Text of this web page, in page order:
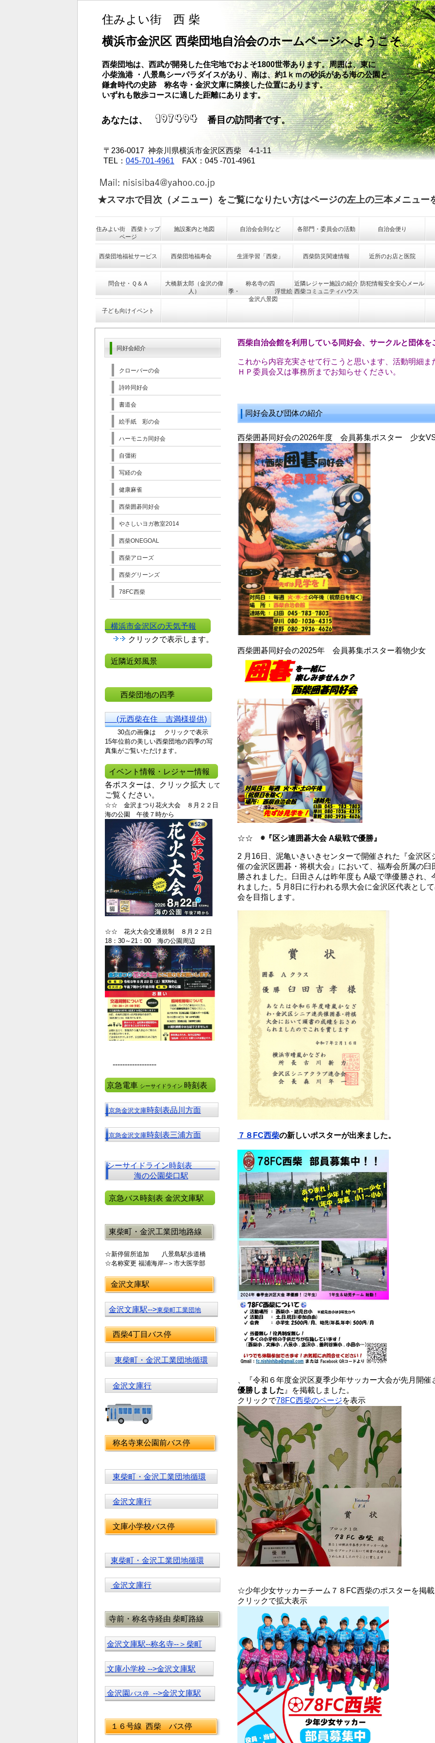
住みよい街 西 柴
横浜市金沢区 西柴団地自治会のホームページへようこそ
西柴団地は、西武が開発した住宅地でおよそ1800世帯あります。周囲は、東に
小柴漁港 ・八景島シーパラダイスがあり、南は、約1ｋｍの砂浜がある海の公園と
鎌倉時代の史跡 称名寺・金沢文庫に隣接した位置にあります。
いずれも散歩コースに適した距離にあります。
あなたは、 番目の訪問者です。
〒236-0017 神奈川県横浜市金沢区西柴 4-1-11
TEL： 045-701-4961 FAX：045 -701-4961
★スマホで目次（メニュー）をご覧になりたい方はページの左上の三本メニュー
住みよい街 西柴トップ
ページ
施設案内と地図 自治会会則など 各部門・委員会の活動 自治会便り
西柴団地福祉サービス 西柴団地福寿会 生涯学習「西柴」 西柴防災関連情報 近所のお店と医院
問合せ・Ｑ＆Ａ
大橋新太郎（金沢の偉
人）
称名寺の四
季・ 浮世絵
金沢八景図
近隣レジャー施設の紹介
西柴コミュニティハウス
防犯情報安全安心メール
子ども向けイベント
西柴自治会館を利用している同好会、サークルと団体を
これから内容充実させて行こうと思います、活動明細ま
ＨＰ委員会又は事務所までお知らせください。
同好会及び団体の紹介
西柴囲碁同好会の2026年度 会員募集ポスター 少女
西柴囲碁同好会の2025年 会員募集ポスター着物少女
☆☆ ◉『区シ連囲碁大会 A級戦で優勝』
2 月16日、泥亀いきいきセンターで開催された『金沢
催の金沢区囲碁・将棋大会』において、福寿会所属の
勝されました。臼田さんは昨年度も A級で準優勝され、
れました。5 月8日に行われる県大会に金沢区代表とし
会を目指します。
７８FC西柴の新しいポスターが出来ました。
、『令和６年度金沢区夏季少年サッカー大会が先月開催
優勝しました 』を掲載しました。
クリックで78FC西柴のページを表示
☆少年少女サッカーチーム７８FC西柴のポスターを掲載
クリックで拡大表示
同好会紹介
クローバーの会
詩吟同好会
書道会
絵手紙 彩の会
ハーモニカ同好会
自彊術
写経の会
健康麻雀
西柴囲碁同好会
やさしいヨガ教室2014
西柴ONEGOAL
西柴アローズ
西柴グリーンズ
78FC西柴
横浜市金沢区の天気予報
クリックで表示します。
近隣近郊風景
西柴団地の四季
(元西柴在住 吉満様提供)
30点の画像は クリックで表示
15年位前の美しい西柴団地の四季の写
真集がご覧いただけます。
イベント情報・レジャー情報
各ポスターは、クリック拡大 して
ご覧ください。
☆☆ 金沢まつり花火大会 ８月２２日
海の公園 午後７時から
☆☆ 花火大会交通規制 ８月２２日
18：30～21：00 海の公園周辺
------------------
京急電車 シーサイドライン 時刻表
京急金沢文庫時刻表品川方面
京急金沢文庫時刻表三浦方面
シーサイドライン時刻表
海の公園柴口駅
京急バス時刻表 金沢文庫駅
東柴町・金沢工業団地路線
☆新停留所追加 八景島駅歩道橋
☆名称変更 福浦海岸--＞市大医学部
金沢文庫駅
金沢文庫駅-->東柴町工業団地
西柴4丁目バス停
東柴町・金沢工業団地循環
金沢文庫行
称名寺東公園前バス停
東柴町・金沢工業団地循環
金沢文庫行
文庫小学校バス停
東柴町・金沢工業団地循環
金沢文庫行
寺前・称名寺経由 柴町路線
金沢文庫駅--称名寺--＞柴町
文庫小学校 -->金沢文庫駅
金沢園 バス停 -->金沢文庫駅
１６号線 西柴 バス停